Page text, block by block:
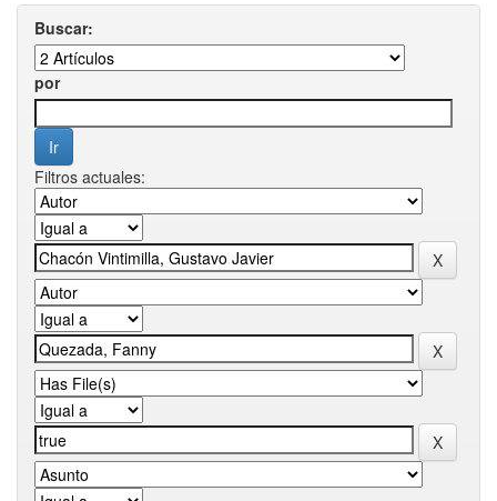
Buscar:
por
Filtros actuales: